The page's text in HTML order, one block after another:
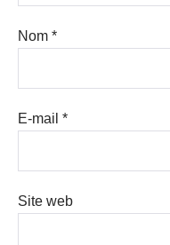
Nom *
E-mail *
Site web